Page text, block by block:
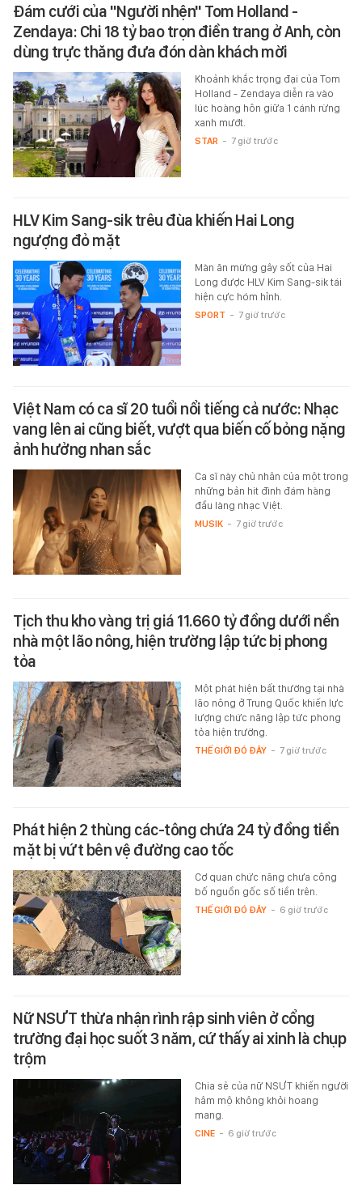
Đám cưới của "Người nhện" Tom Holland -
Zendaya: Chi 18 tỷ bao trọn điền trang ở Anh, còn
dùng trực thăng đưa đón dàn khách mời
Khoảnh khắc trọng đại của Tom
Holland - Zendaya diễn ra vào
lúc hoàng hôn giữa 1 cánh rừng
xanh mướt.
STAR - 7 giờ trước
HLV Kim Sang-sik trêu đùa khiến Hai Long
ngượng đỏ mặt
Màn ăn mừng gây sốt của Hai
Long được HLV Kim Sang-sik tái
hiện cực hóm hỉnh.
SPORT - 7 giờ trước
Việt Nam có ca sĩ 20 tuổi nổi tiếng cả nước: Nhạc
vang lên ai cũng biết, vượt qua biến cố bỏng nặng
ảnh hưởng nhan sắc
Ca sĩ này chủ nhân của một trong
những bản hit đình đám hàng
đầu làng nhạc Việt.
MUSIK - 7 giờ trước
Tịch thu kho vàng trị giá 11.660 tỷ đồng dưới nền
nhà một lão nông, hiện trường lập tức bị phong
tỏa
Một phát hiện bất thường tại nhà
lão nông ở Trung Quốc khiến lực
lượng chức năng lập tức phong
tỏa hiện trường.
THẾ GIỚI ĐÓ ĐÂY - 7 giờ trước
Phát hiện 2 thùng các-tông chứa 24 tỷ đồng tiền
mặt bị vứt bên vệ đường cao tốc
Cơ quan chức năng chưa công
bố nguồn gốc số tiền trên.
THẾ GIỚI ĐÓ ĐÂY - 6 giờ trước
Nữ NSƯT thừa nhận rình rập sinh viên ở cổng
trường đại học suốt 3 năm, cứ thấy ai xinh là chụp
trộm
Chia sẻ của nữ NSƯT khiến người
hâm mộ không khỏi hoang
mang.
CINE - 6 giờ trước